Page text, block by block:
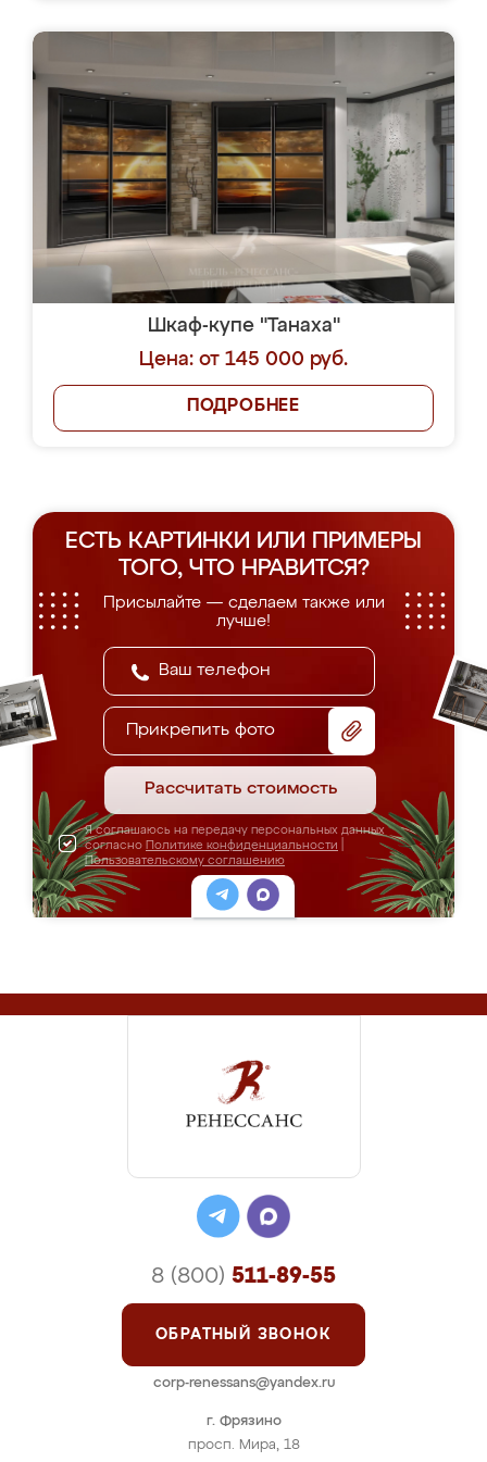
Шкаф-купе "Танаха"
Цена: от 145 000 руб.
ПОДРОБНЕЕ
ЕСТЬ КАРТИНКИ ИЛИ ПРИМЕРЫ
ТОГО, ЧТО НРАВИТСЯ?
Присылайте — сделаем также или
лучше!
Прикрепить фото
Рассчитать стоимость
Я соглашаюсь на передачу персональных данных
согласно Политике конфиденциальности
Пользовательскому соглашению
г. Фрязино
просп. Мира, 18
8 (800) 511-89-55
ОБРАТНЫЙ ЗВОНОК
corp-renessans@yandex.ru